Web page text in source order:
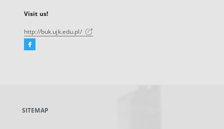
Visit us!
http://buk.ujk.edu.pl/
Facebook
new
SITEMAP